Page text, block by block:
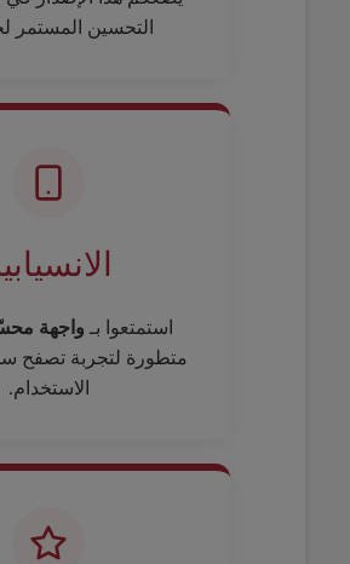
التحسين المستمر
استمتعوا بـ واجهة
متطورة لتجربة تصفح
الاستخدام.